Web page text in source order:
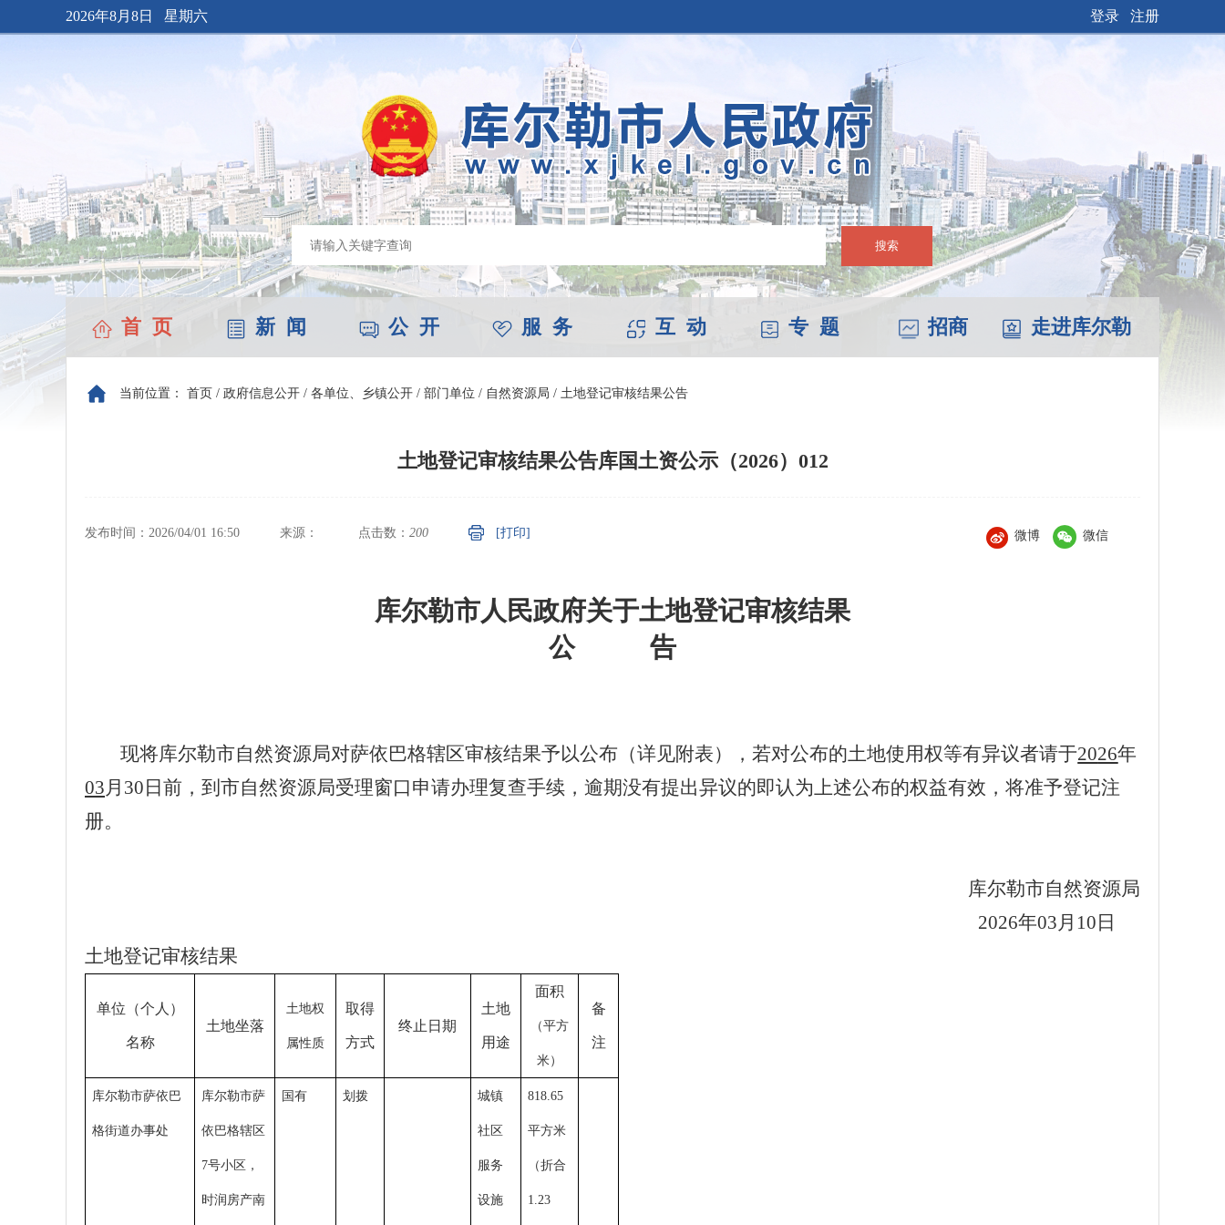
2026年8月8日 星期六 登录 注册
搜索
首 页 新 闻 公 开 服 务 互 动 专 题 招商 走进库尔勒
当前位置： 首页 / 政府信息公开 / 各单位、乡镇公开 / 部门单位 / 自然资源局 / 土地登记审核结果公告
土地登记审核结果公告库国土资公示（2026）012
发布时间：2026/04/01 16:50 来源： 点击数： 200 [打印] 微博 微信
库尔勒市人民政府关于土地登记审核结果
公
告
现将库尔勒市自然资源局对萨依巴格辖区审核结果予以公布（详见附表），若对公布的土地使用权等有异议者请于2026年
03月 30 日前，到市自然资源局受理窗口申请办理复查手续，逾期没有提出异议的即认为上述公布的权益有效，将准予登记注
册。
库尔勒市自然资源局
2026年03月 10 日
土地登记审核结果
单位（个人）
名称
土地坐落
土地权
属性质
取得
方式
终止日期
土地
用途
面积
（平方
米）
备
注
库尔勒市萨依巴
格街道办事处
库尔勒市萨
依巴格辖区
7号小区，
时润房产南
国有 划拨 城镇
社区
服务
设施
818.65
平方米
（折合
1.23